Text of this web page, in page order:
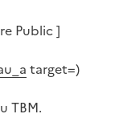
Public ]
target=)
TBM.